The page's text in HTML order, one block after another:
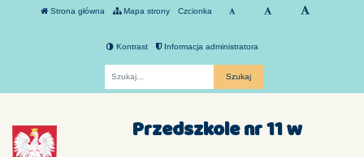
Strona główna Mapa strony Czcionka
Kontrast Informacja administratora
Przedszkole nr 11 w